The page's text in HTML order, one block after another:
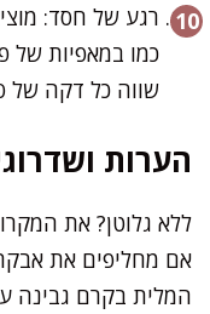
רגע של חסד:
כמו במאפיות של
שווה כל דקה של
הערות
ללא גלוטן? את
אם מחליפים את אבקת
המלית בקרם גבינה